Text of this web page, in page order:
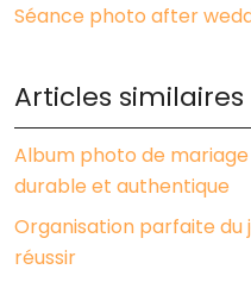
Séance photo after
Articles similaires
Album photo de
durable et authentique
Organisation parfaite du
réussir